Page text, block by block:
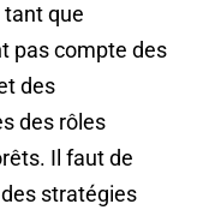
tant que
pas compte des
des
des rôles
Il faut de
stratégies